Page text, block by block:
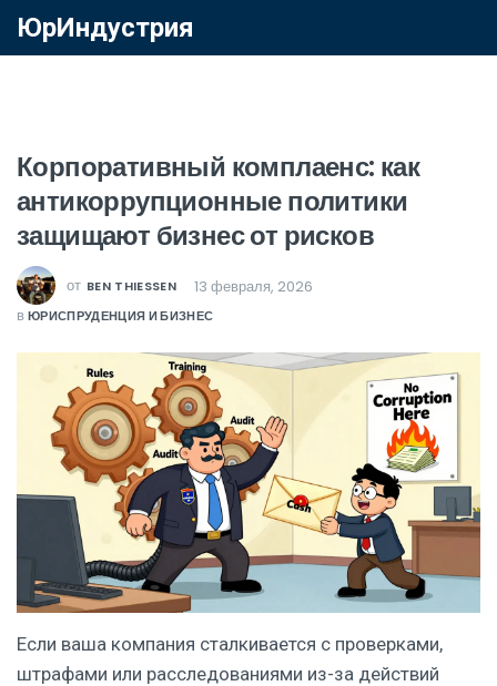
ЮрИндустрия
Корпоративный комплаенс: как
антикоррупционные политики
защищают бизнес от рисков
от BEN THIESSEN
13 февраля, 2026
вЮРИСПРУДЕНЦИЯ И БИЗНЕС
Если ваша компания сталкивается с проверками,
штрафами или расследованиями из-за действий